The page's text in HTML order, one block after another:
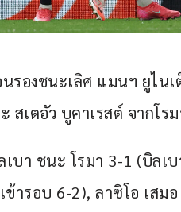
รองชนะเลิศ แมนฯ ยูไน
สเตอัว บูคาเรสต์ จากโ
บา ชนะ โรมา 3-1 (บิลเ
ข้ารอบ 6-2), ลาซิโอ เสม